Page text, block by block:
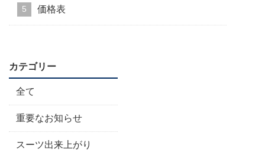
価格表
カテゴリー
全て
重要なお知らせ
スーツ出来上がり